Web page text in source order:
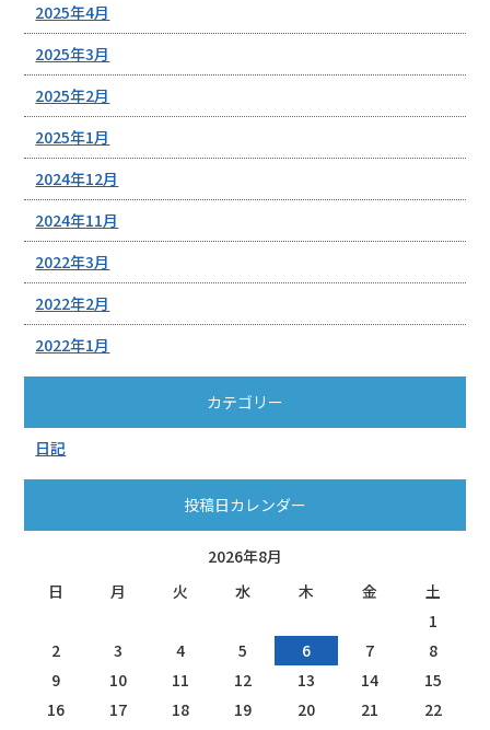
2025年4月
2025年3月
2025年2月
2025年1月
2024年12月
2024年11月
2022年3月
2022年2月
2022年1月
カテゴリー
日記
投稿日カレンダー
2026年8月
日
月 火 水 木 金
土
1
2
3 4 5 6 7
8
9
10 11 12 13 14
15
16
17 18 19 20 21
22